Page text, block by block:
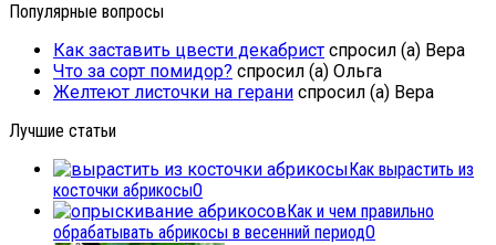
Популярные вопросы
Как заставить цвести декабрист спросил (а) Вера
Что за сорт помидор? спросил (а) Ольга
Желтеют листочки на герани спросил (а) Вера
Лучшие статьи
Как вырастить из
косточки абрикосы0
Как и чем правильно
обрабатывать абрикосы в весенний период0